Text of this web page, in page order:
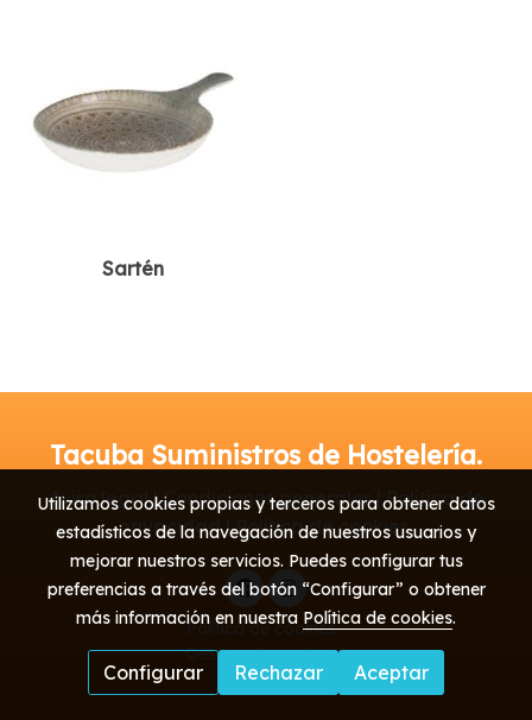
Sartén
Tacuba Suministros de Hostelería.
Aviso legal | Condiciones generales | Política de
privacidad | Política de cookies
Política de cookies
Gestión de cookies
Utilizamos cookies propias y terceros para obtener datos
estadísticos de la navegación de nuestros usuarios y
mejorar nuestros servicios. Puedes configurar tus
preferencias a través del botón “Configurar” o obtener
más información en nuestra Política de cookies.
Configurar Rechazar Aceptar